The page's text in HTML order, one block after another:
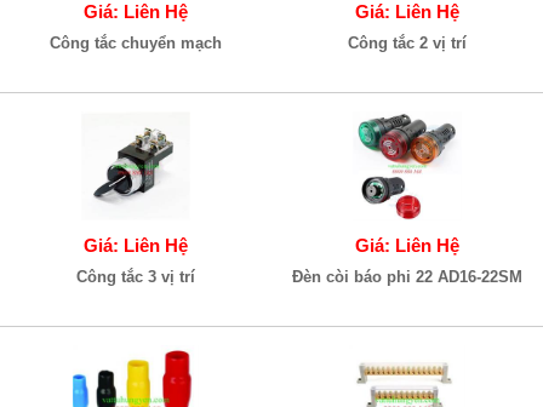
Giá: Liên Hệ
Công tắc chuyển mạch
Giá: Liên Hệ
Công tắc 2 vị trí
Giá: Liên Hệ
Công tắc 3 vị trí
Giá: Liên Hệ
Đèn còi báo phi 22 AD16-22SM